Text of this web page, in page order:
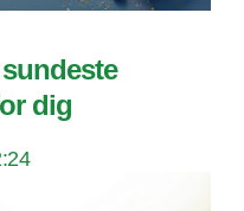
dig